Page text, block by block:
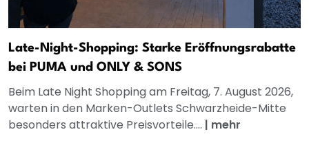
Late-Night-Shopping: Starke Eröffnungsrabatte
bei PUMA und ONLY & SONS
Beim Late Night Shopping am Freitag, 7. August 2026,
warten in den Marken-Outlets Schwarzheide-Mitte
besonders attraktive Preisvorteile.... | mehr